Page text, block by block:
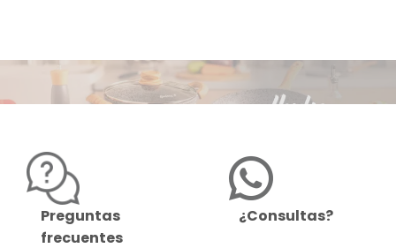
Preguntas
frecuentes
¿Consultas?